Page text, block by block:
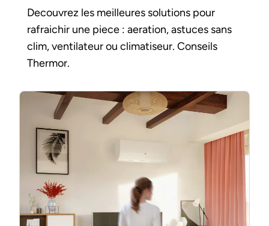
Decouvrez les meilleures solutions pour
rafraichir une piece : aeration, astuces sans
clim, ventilateur ou climatiseur. Conseils
Thermor.